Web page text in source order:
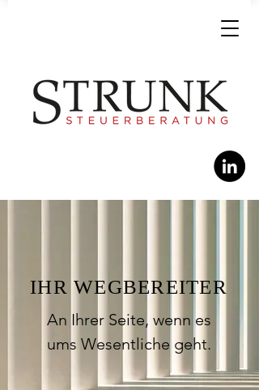
IHR WEGBEREITER
An Ihrer Seite, wenn es
ums Wesentliche geht.